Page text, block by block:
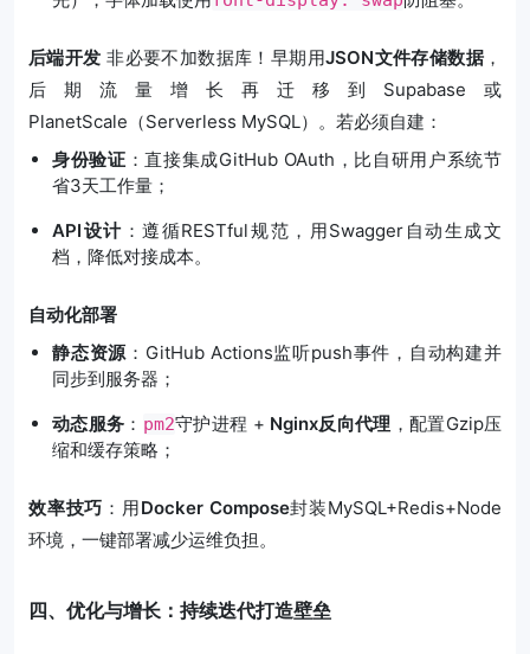
后端开发 非必要不加数据库！早期用JSON文件存储数据 ，
后期流量增长再迁移到Supabase或
PlanetScale（Serverless MySQL）。若必须自建：
身份验证 ：直接集成GitHub OAuth，比自研用户系统节
省3天工作量；
API设计 ：遵循RESTful规范，用Swagger自动生成文
档，降低对接成本。
自动化部署
静态资源 ：GitHub Actions监听push事件，自动构建并
同步到服务器；
动态服务 ： pm2守护进程 + Nginx反向代理 ，配置Gzip压
缩和缓存策略；
效率技巧 ：用Docker Compose封装MySQL+Redis+Node
环境，一键部署减少运维负担。
四、优化与增长：持续迭代打造壁垒